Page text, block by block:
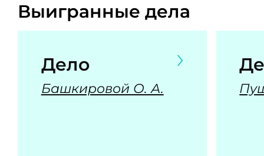
Выигранные дела
Дело
Башкировой О. А.